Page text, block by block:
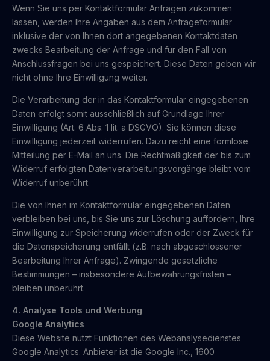
Wenn Sie uns per Kontaktformular Anfragen zukommen
lassen, werden Ihre Angaben aus dem Anfrageformular
inklusive der von Ihnen dort angegebenen Kontaktdaten
zwecks Bearbeitung der Anfrage und für den Fall von
Anschlussfragen bei uns gespeichert. Diese Daten geben wir
nicht ohne Ihre Einwilligung weiter.
Die Verarbeitung der in das Kontaktformular eingegebenen
Daten erfolgt somit ausschließlich auf Grundlage Ihrer
Einwilligung (Art. 6 Abs. 1 lit. a DSGVO). Sie können diese
Einwilligung jederzeit widerrufen. Dazu reicht eine formlose
Mitteilung per E-Mail an uns. Die Rechtmäßigkeit der bis zum
Widerruf erfolgten Datenverarbeitungsvorgänge bleibt vom
Widerruf unberührt.
Die von Ihnen im Kontaktformular eingegebenen Daten
verbleiben bei uns, bis Sie uns zur Löschung auffordern, Ihre
Einwilligung zur Speicherung widerrufen oder der Zweck für
die Datenspeicherung entfällt (z.B. nach abgeschlossener
Bearbeitung Ihrer Anfrage). Zwingende gesetzliche
Bestimmungen – insbesondere Aufbewahrungsfristen –
bleiben unberührt.
4. Analyse Tools und Werbung
Google Analytics
Diese Website nutzt Funktionen des Webanalysedienstes
Google Analytics. Anbieter ist die Google Inc., 1600